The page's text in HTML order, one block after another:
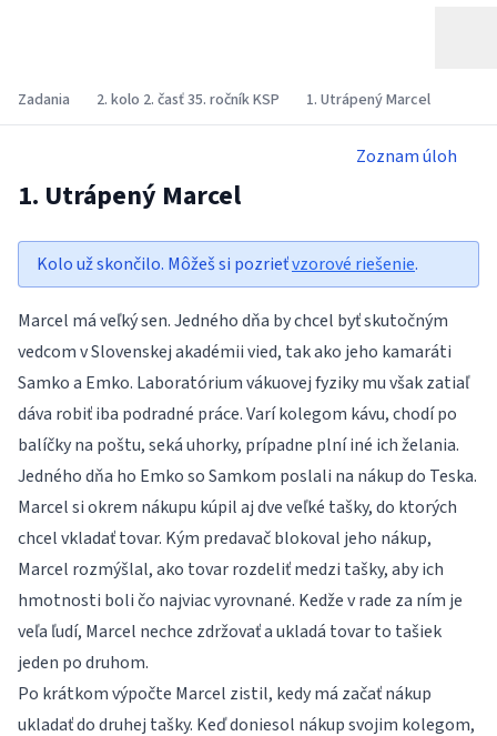
Zadania 2. kolo 2. časť 35. ročník KSP 1. Utrápený Marcel
Zoznam úloh
1. Utrápený Marcel
Kolo už skončilo. Môžeš si pozrieťvzorové riešenie.
Marcel má veľký sen. Jedného dňa by chcel byť skutočným
vedcom v Slovenskej akadémii vied, tak ako jeho kamaráti
Samko a Emko. Laboratórium vákuovej fyziky mu však zatiaľ
dáva robiť iba podradné práce. Varí kolegom kávu, chodí po
balíčky na poštu, seká uhorky, prípadne plní iné ich želania.
Jedného dňa ho Emko so Samkom poslali na nákup do Teska.
Marcel si okrem nákupu kúpil aj dve veľké tašky, do ktorých
chcel vkladať tovar. Kým predavač blokoval jeho nákup,
Marcel rozmýšlal, ako tovar rozdeliť medzi tašky, aby ich
hmotnosti boli čo najviac vyrovnané. Kedže v rade za ním je
veľa ľudí, Marcel nechce zdržovať a ukladá tovar to tašiek
jeden po druhom.
Po krátkom výpočte Marcel zistil, kedy má začať nákup
ukladať do druhej tašky. Keď doniesol nákup svojim kolegom,